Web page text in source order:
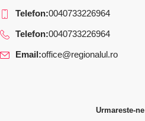
Telefon:0040733226964
Telefon:0040733226964
Email:office@regionalul.ro
Urmareste-ne